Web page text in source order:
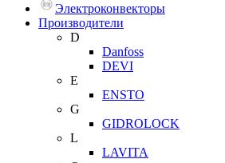
Электроконвекторы
Производители
D
Danfoss
DEVI
E
ENSTO
G
GIDROLOCK
L
LAVITA